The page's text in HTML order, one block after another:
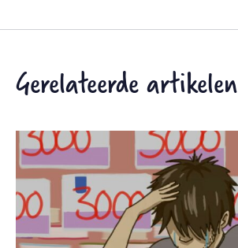
Gerelateerde artikelen